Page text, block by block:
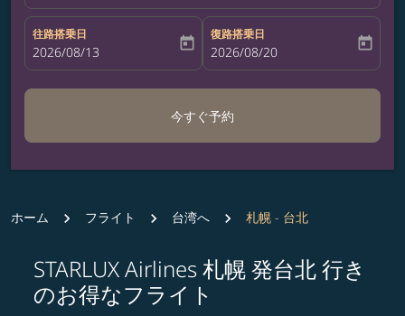
往路搭乗日
fc-booking-departure-date-aria-label
2026/08/13 today
復路搭乗日
fc-booking-return-date-aria-label
2026/08/20 today
今すぐ予約
ホーム フライト 台湾へ 札幌 - 台北
STARLUX Airlines 札幌 発台北 行き
のお得なフライト